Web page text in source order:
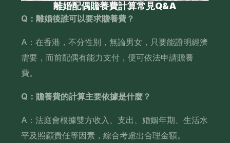
離婚配偶贍養費計算常見Q&A
Q：離婚後誰可以要求贍養費？
A：在香港，不分性別，無論男女，只要能證明經濟
需要，而前配偶有能力支付，便可依法申請贍養
費。
Q：贍養費的計算主要依據是什麼？
A：法庭會根據雙方收入、支出、婚姻年期、生活水
平及照顧責任等因素，綜合考慮出合理金額。